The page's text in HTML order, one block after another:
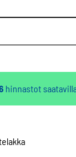
hinnastot